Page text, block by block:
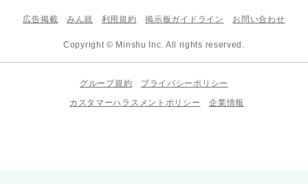
広告掲載 みん就 利用規約 掲示板ガイドライン お問い合わせ
Copyright © Minshu Inc. All rights reserved.
グループ規約
プライバシーポリシー
カスタマーハラスメントポリシー
企業情報